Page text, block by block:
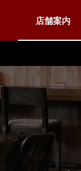
店舗案内